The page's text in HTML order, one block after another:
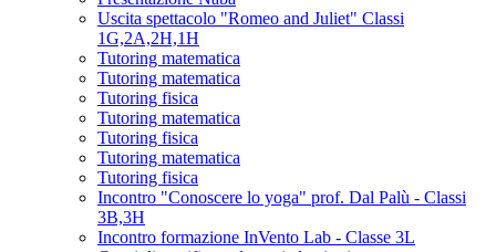
Uscita spettacolo "Romeo and Juliet" Classi
1G,2A,2H,1H
Tutoring matematica
Tutoring matematica
Tutoring fisica
Tutoring matematica
Tutoring fisica
Tutoring matematica
Tutoring fisica
Incontro "Conoscere lo yoga" prof. Dal Palù - Classi
3B,3H
Incontro formazione InVento Lab - Classe 3L